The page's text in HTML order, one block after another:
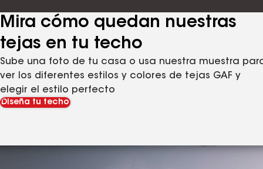
Mira cómo quedan nuestras
tejas en tu techo
Sube una foto de tu casa o usa nuestra muestra
ver los diferentes estilos y colores de tejas GAF y
elegir el estilo perfecto
Diseña tu techo